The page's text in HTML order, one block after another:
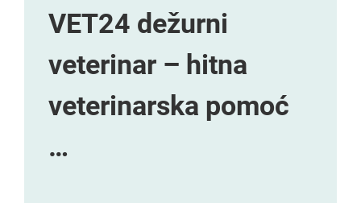
VET24 dežurni
veterinar – hitna
veterinarska pomoć
…